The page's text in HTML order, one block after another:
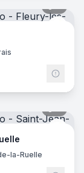
la-Ruelle